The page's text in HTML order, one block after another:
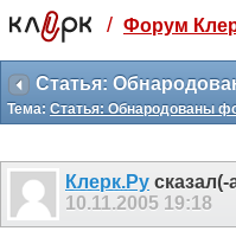
Святые
прекрасен:)
месяц
3 месяца
259
₽
-10%
/ Форум
Тема: Статья: Обнародованы
Клерк.Ру сказал(-
10.11.2005 19:18